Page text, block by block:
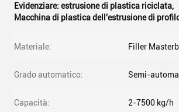
Evidenziare: estrusione di plastica riciclata,
Macchina di plastica dell'estrusione di
Materiale: Filler
Grado automatico: Semi-
Capacità: 2-7500 kg/h